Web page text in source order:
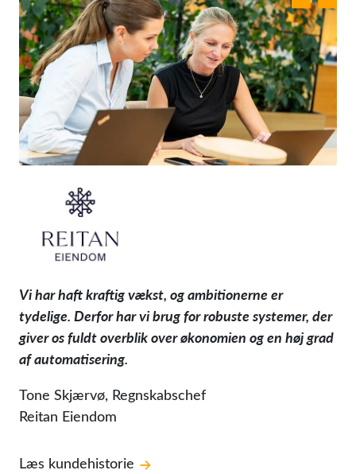
Vi har haft kraftig vækst, og ambitionerne er
tydelige. Derfor har vi brug for robuste systemer, der
giver os fuldt overblik over økonomien og en høj grad
af automatisering.
Tone Skjærvø, Regnskabschef
Reitan Eiendom
Læs kundehistorie